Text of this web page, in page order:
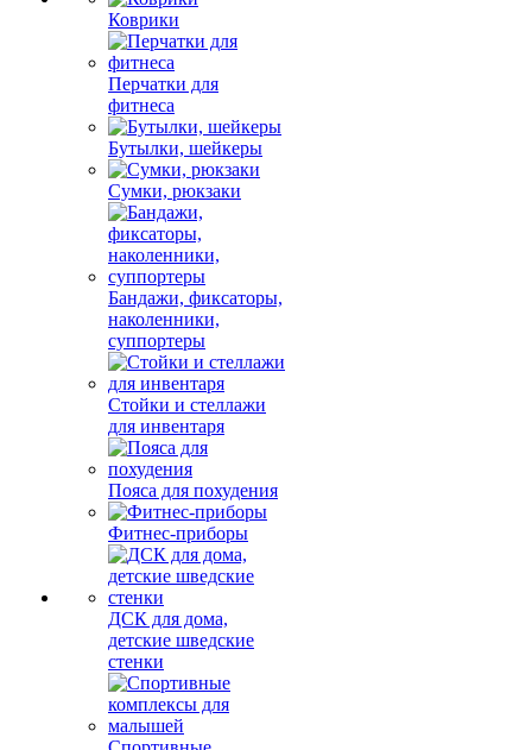
Коврики
Перчатки для
фитнеса
Бутылки, шейкеры
Сумки, рюкзаки
Бандажи, фиксаторы,
наколенники,
суппортеры
Стойки и стеллажи
для инвентаря
Пояса для похудения
Фитнес-приборы
ДСК для дома,
детские шведские
стенки